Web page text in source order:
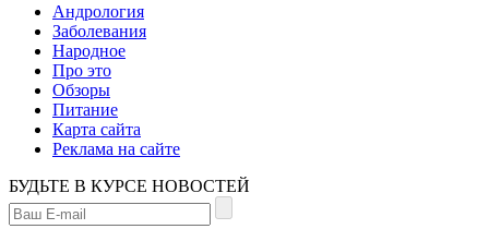
Андрология
Заболевания
Народное
Про это
Обзоры
Питание
Карта сайта
Реклама на сайте
БУДЬТЕ В КУРСЕ НОВОСТЕЙ